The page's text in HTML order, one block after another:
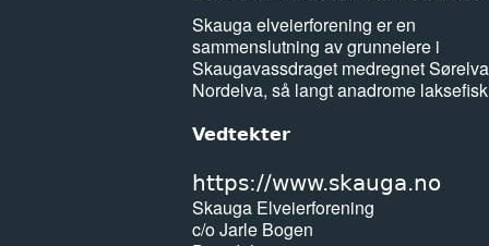
Skauga elveierforening er en
sammenslutning av grunneiere i
Skaugavassdraget medregnet
Nordelva, så langt anadrome
Vedtekter
https://www.skauga.no
Skauga Elveierforening
c/o Jarle Bogen